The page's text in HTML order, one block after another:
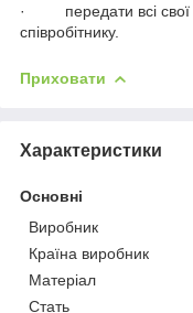
· передати всі свої
співробітнику.
Приховати
Характеристики
Основні
Виробник
Країна виробник
Матеріал
Стать